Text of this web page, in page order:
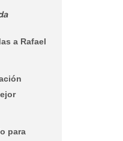
a Rafael
para